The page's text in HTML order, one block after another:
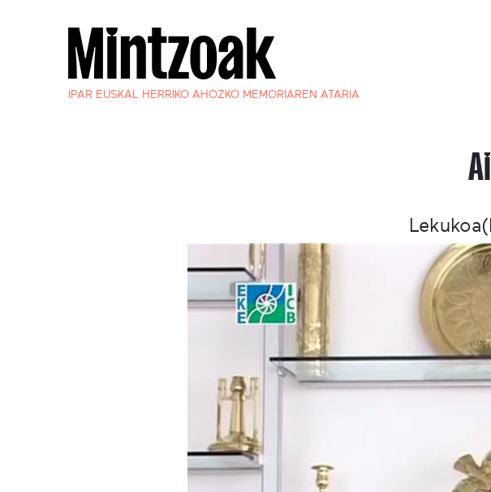
IPAR EUSKAL HERRIKO AHOZKO MEMORIAREN ATARIA